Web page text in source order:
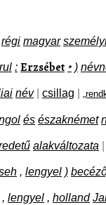
régi magyar
: Erzsébet ‣ )
név csillag
és északnémet
alakváltozata
, lengyel )
, lengyel , holland